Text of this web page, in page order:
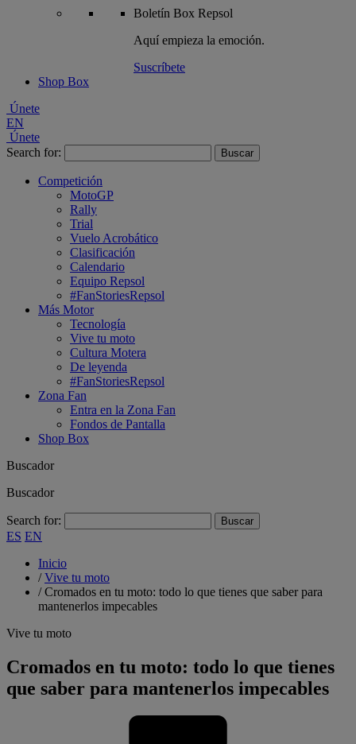
Boletín Box Repsol
Aquí empieza la emoción.
Suscríbete
Shop Box
Únete
EN
Únete
Search for:
Competición
MotoGP
Rally
Trial
Vuelo Acrobático
Clasificación
Calendario
Equipo Repsol
#FanStoriesRepsol
Más Motor
Tecnología
Vive tu moto
Cultura Motera
De leyenda
#FanStoriesRepsol
Zona Fan
Entra en la Zona Fan
Fondos de Pantalla
Shop Box
Buscador
Buscador
Search for:
ES EN
Inicio
/Vive tu moto
/Cromados en tu moto: todo lo que tienes que saber para
mantenerlos impecables
Vive tu moto
Cromados en tu moto: todo lo que tienes
que saber para mantenerlos impecables